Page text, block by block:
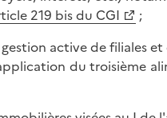
219 bis du CGI
;
active de filiales
du troisième